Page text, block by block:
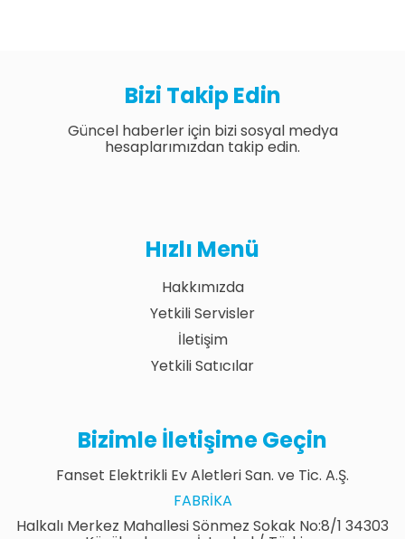
Bizi Takip Edin
Güncel haberler için bizi sosyal medya
hesaplarımızdan takip edin.
Hızlı Menü
Hakkımızda
Yetkili Servisler
İletişim
Yetkili Satıcılar
Bizimle İletişime Geçin
Fanset Elektrikli Ev Aletleri San. ve Tic. A.Ş.
FABRIKA
Halkalı Merkez Mahallesi Sönmez Sokak No:8/1 34303